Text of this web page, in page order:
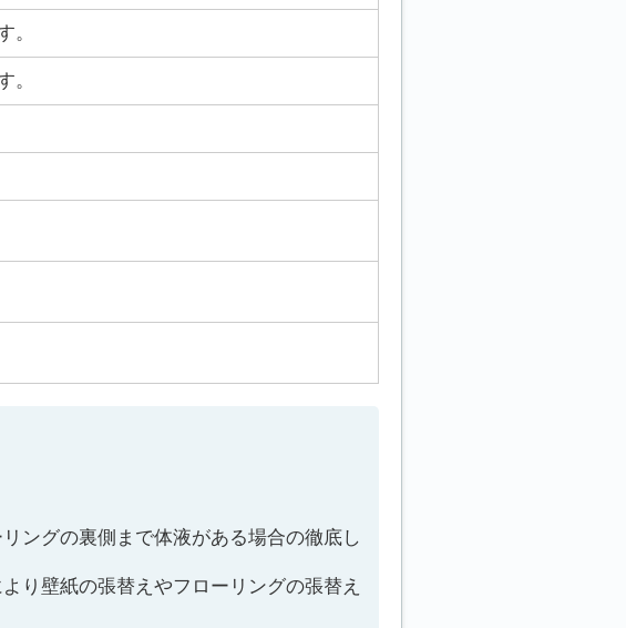
。
。
ングの裏側まで体液がある場合の徹底し
り壁紙の張替えやフローリングの張替え